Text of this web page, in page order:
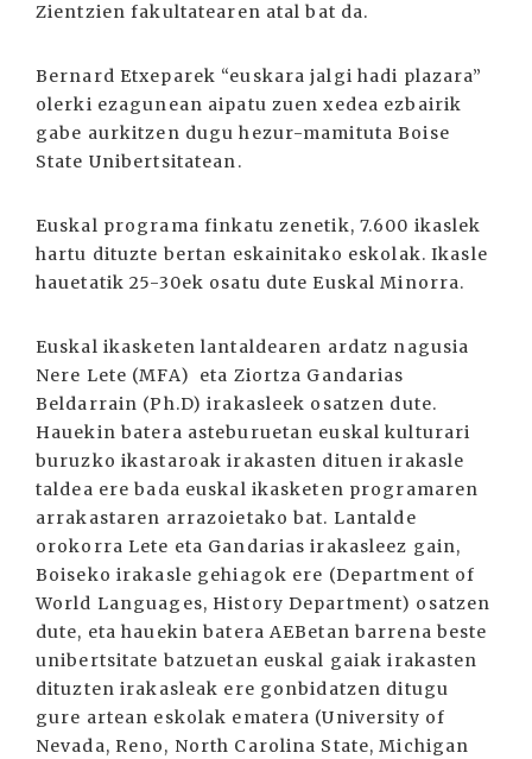
Zientzien fakultatearen atal bat da.
Bernard Etxeparek “euskara jalgi hadi plazara”
olerki ezagunean aipatu zuen xedea ezbairik
gabe aurkitzen dugu hezur-mamituta Boise
State Unibertsitatean.
Euskal programa finkatu zenetik, 7.600 ikaslek
hartu dituzte bertan eskainitako eskolak. Ikasle
hauetatik 25-30ek osatu dute Euskal Minorra.
Euskal ikasketen lantaldearen ardatz nagusia
Nere Lete (MFA) eta Ziortza Gandarias
Beldarrain (Ph.D) irakasleek osatzen dute.
Hauekin batera asteburuetan euskal kulturari
buruzko ikastaroak irakasten dituen irakasle
taldea ere bada euskal ikasketen programaren
arrakastaren arrazoietako bat. Lantalde
orokorra Lete eta Gandarias irakasleez gain,
Boiseko irakasle gehiagok ere (Department of
World Languages, History Department) osatzen
dute, eta hauekin batera AEBetan barrena beste
unibertsitate batzuetan euskal gaiak irakasten
dituzten irakasleak ere gonbidatzen ditugu
gure artean eskolak ematera (University of
Nevada, Reno, North Carolina State, Michigan